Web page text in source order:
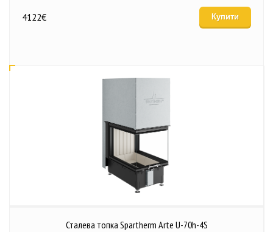
4122€ Купити
Сталева топка Spartherm Arte U-70h-4S